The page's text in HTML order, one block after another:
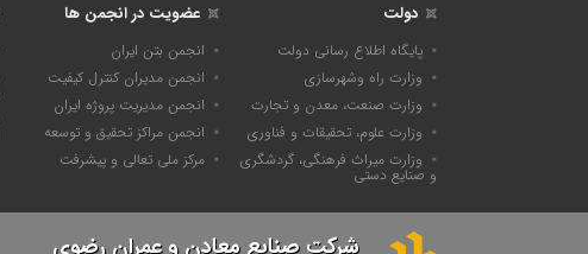
دولت
پایگاه اطلاع رسانی دولت
وزارت راه وشهرسازی
وزارت صنعت، معدن و تجارت
وزارت علوم، تحقیقات و فناوری
وزارت میراث فرهنگی، گردشگری
و صنایع دستی
عضویت در انجمن ها
انجمن بتن ایران
انجمن مدیران کنترل کیفیت
انجمن مدیریت پروژه ایران
انجمن مراکز تحقیق و توسعه
مرکز ملی تعالی و پیشرفت
شرکت صنایع معادن و عمران رضوی